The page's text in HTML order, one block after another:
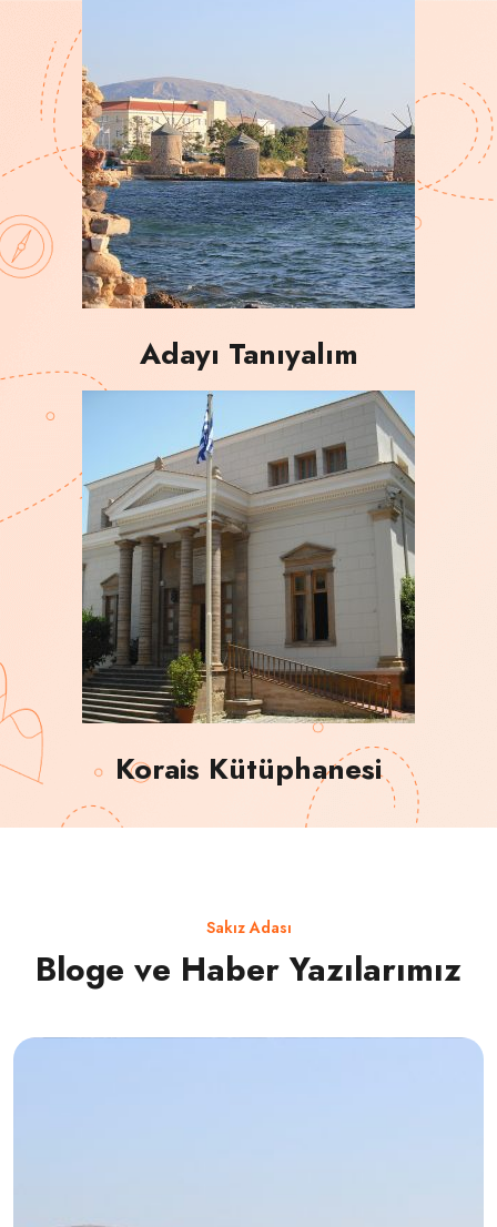
Adayı Tanıyalım
Korais Kütüphanesi
Sakız Adası
Bloge ve Haber Yazılarımız